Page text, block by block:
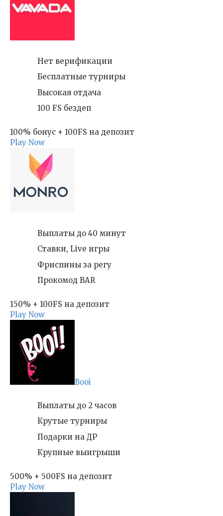
Нет верификации
Бесплатные турниры
Высокая отдача
100 FS бездеп
100% бонус + 100FS на депозит
Play Now
Выплаты до 40 минут
Ставки, Live игры
Фриспины за регу
Прокомод BAR
150% + 100FS на депозит
Play Now
Booi
Выплаты до 2 часов
Крутые турниры
Подарки на ДР
Крупные выигрыши
500% + 500FS на депозит
Play Now